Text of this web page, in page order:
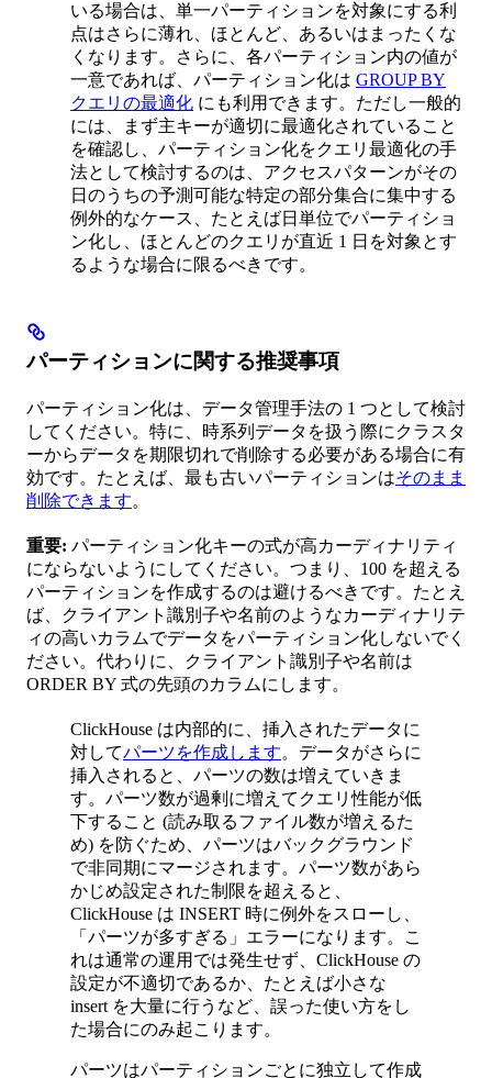
いる場合は、単一パーティションを対象にする利
点はさらに薄れ、ほとんど、あるいはまったくな
くなります。さらに、各パーティション内の値が
一意であれば、パーティション化は GROUP BY
クエリの最適化 にも利用できます。ただし一般的
には、まず主キーが適切に最適化されていること
を確認し、パーティション化をクエリ最適化の手
法として検討するのは、アクセスパターンがその
日のうちの予測可能な特定の部分集合に集中する
例外的なケース、たとえば日単位でパーティショ
ン化し、ほとんどのクエリが直近 1 日を対象とす
るような場合に限るべきです。
パーティションに関する推奨事項
パーティション化は、データ管理手法の 1 つとして検討
してください。特に、時系列データを扱う際にクラスタ
ーからデータを期限切れで削除する必要がある場合に有
効です。たとえば、最も古いパーティションはそのまま
削除できます。
重要: パーティション化キーの式が高カーディナリティ
にならないようにしてください。つまり、100 を超える
パーティションを作成するのは避けるべきです。たとえ
ば、クライアント識別子や名前のようなカーディナリテ
ィの高いカラムでデータをパーティション化しないでく
ださい。代わりに、クライアント識別子や名前は
ORDER BY 式の先頭のカラムにします。
ClickHouse は内部的に、挿入されたデータに
対してパーツを作成します。データがさらに
挿入されると、パーツの数は増えていきま
す。パーツ数が過剰に増えてクエリ性能が低
下すること (読み取るファイル数が増えるた
め) を防ぐため、パーツはバックグラウンド
で非同期にマージされます。パーツ数があら
かじめ設定された制限を超えると、
ClickHouse は INSERT 時に例外をスローし、
「パーツが多すぎる」エラーになります。こ
れは通常の運用では発生せず、ClickHouse の
設定が不適切であるか、たとえば小さな
insert を大量に行うなど、誤った使い方をし
た場合にのみ起こります。
パーツはパーティションごとに独立して作成